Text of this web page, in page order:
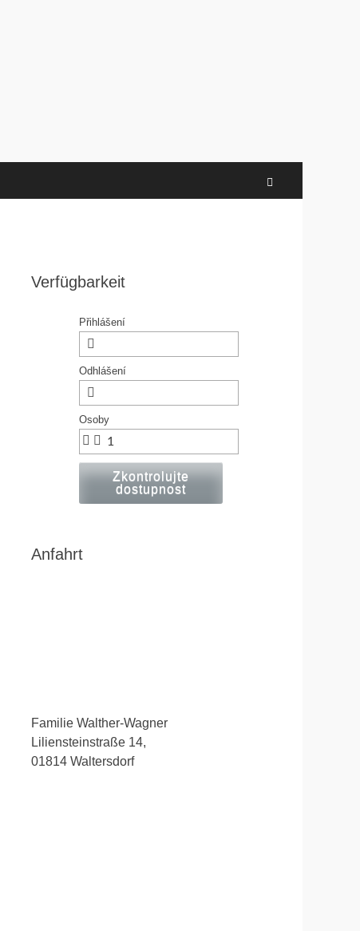
Verfügbarkeit
Přihlášení
Odhlášení
Osoby
Zkontrolujte
dostupnost
Anfahrt
Familie Walther-Wagner
Liliensteinstraße 14,
01814 Waltersdorf